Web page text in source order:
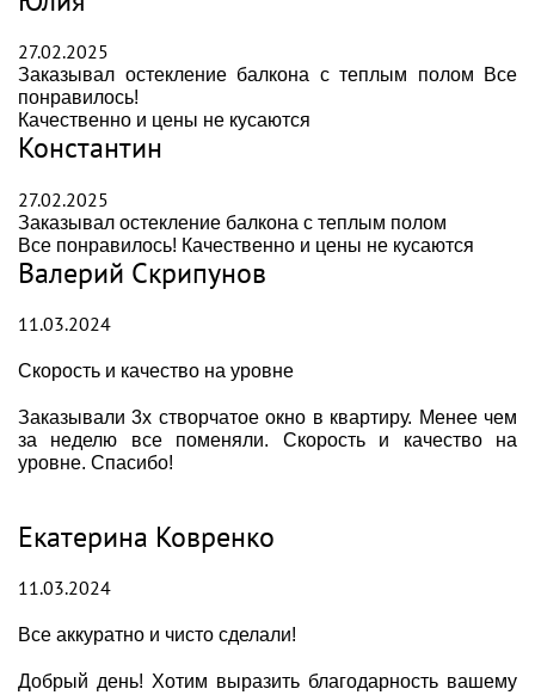
27.02.2025
Заказывал остекление балкона с теплым полом Все
понравилось!
Качественно и цены не кусаются
Константин
27.02.2025
Заказывал остекление балкона с теплым полом
Все понравилось! Качественно и цены не кусаются
Валерий Скрипунов
11.03.2024
Скорость и качество на уровне
Заказывали 3х створчатое окно в квартиру. Менее чем
за неделю все поменяли. Скорость и качество на
уровне. Спасибо!
Екатерина Ковренко
11.03.2024
Все аккуратно и чисто сделали!
Добрый день! Хотим выразить благодарность вашему